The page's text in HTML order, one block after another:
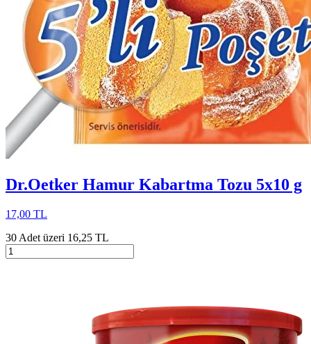
Dr.Oetker Hamur Kabartma Tozu 5x10 g
17,00 TL
30 Adet üzeri 16,25 TL